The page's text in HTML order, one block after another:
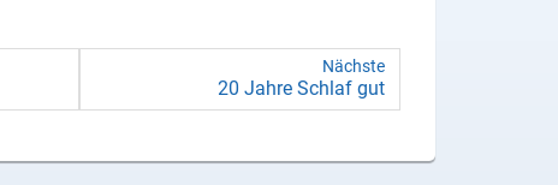
Nächste
20 Jahre Schlaf gut